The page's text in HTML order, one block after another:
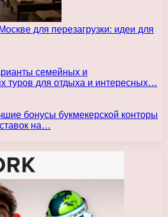
для перезагрузки: идеи для
семейных и
туров для отдыха и интересных…
бонусы букмекерской конторы
на…